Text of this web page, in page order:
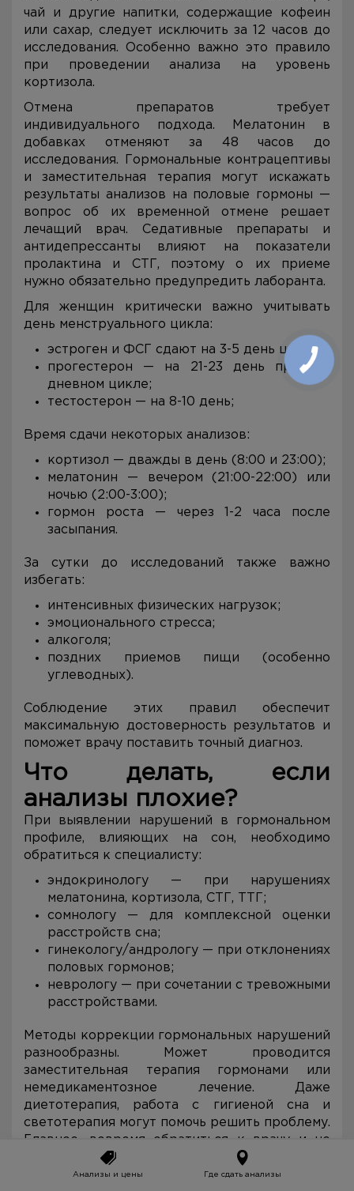
чай и другие напитки, содержащие кофеин
или сахар, следует исключить за 12 часов до
исследования. Особенно важно это правило
при проведении анализа на уровень
кортизола.
Отмена препаратов требует
индивидуального подхода. Мелатонин в
добавках отменяют за 48 часов до
исследования. Гормональные контрацептивы
и заместительная терапия могут искажать
результаты анализов на половые гормоны —
вопрос об их временной отмене решает
лечащий врач. Седативные препараты и
антидепрессанты влияют на показатели
пролактина и СТГ, поэтому о их приеме
нужно обязательно предупредить лаборанта.
Для женщин критически важно учитывать
день менструального цикла:
эстроген и ФСГ сдают на 3-5 день цикла;
прогестерон — на 21-23 день при 28-
дневном цикле;
тестостерон — на 8-10 день;
Время сдачи некоторых анализов:
кортизол — дважды в день (8:00 и 23:00);
мелатонин — вечером (21:00-22:00) или
ночью (2:00-3:00);
гормон роста — через 1-2 часа после
засыпания.
За сутки до исследований также важно
избегать:
интенсивных физических нагрузок;
эмоционального стресса;
алкоголя;
поздних приемов пищи (особенно
углеводных).
Соблюдение этих правил обеспечит
максимальную достоверность результатов и
поможет врачу поставить точный диагноз.
Что делать, если
анализы плохие?
При выявлении нарушений в гормональном
профиле, влияющих на сон, необходимо
обратиться к специалисту:
эндокринологу — при нарушениях
мелатонина, кортизола, СТГ, ТТГ;
сомнологу — для комплексной оценки
расстройств сна;
гинекологу/андрологу — при отклонениях
половых гормонов;
неврологу — при сочетании с тревожными
расстройствами.
Методы коррекции гормональных нарушений
разнообразны. Может проводится
заместительная терапия гормонами или
немедикаментозное лечение. Даже
диетотерапия, работа с гигиеной сна и
светотерапия могут помочь решить проблему.
Главное, вовремя обратиться к врачу и не
заниматься самолечением.
Анализы и цены Где сдать анализы